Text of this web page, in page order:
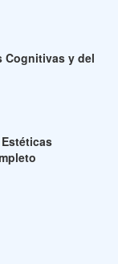
Cognitivas y del